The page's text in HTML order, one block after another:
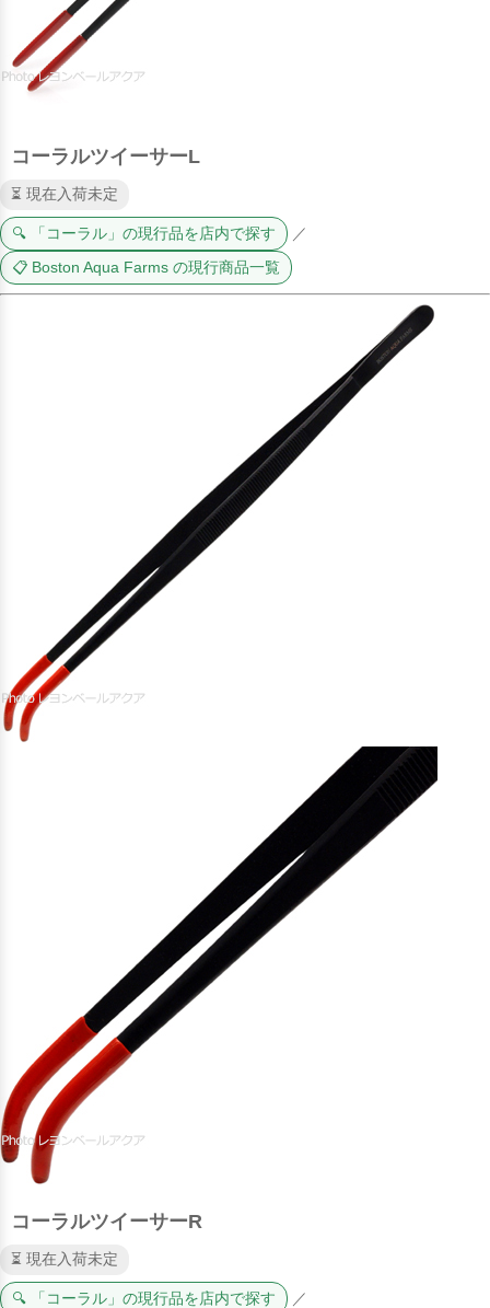
コーラルツイーサーL
⏳ 現在入荷未定
🔍 「コーラル」の現行品を店内で探す ／
📋 Boston Aqua Farms の現行商品一覧
コーラルツイーサーR
⏳ 現在入荷未定
🔍 「コーラル」の現行品を店内で探す ／